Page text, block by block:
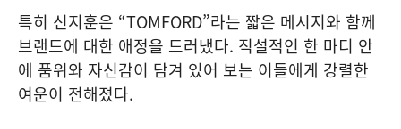
특히 신지훈은 “TOMFORD”라는 짧은 메시지와 함께
브랜드에 대한 애정을 드러냈다. 직설적인 한 마디 안
에 품위와 자신감이 담겨 있어 보는 이들에게 강렬한
여운이 전해졌다.